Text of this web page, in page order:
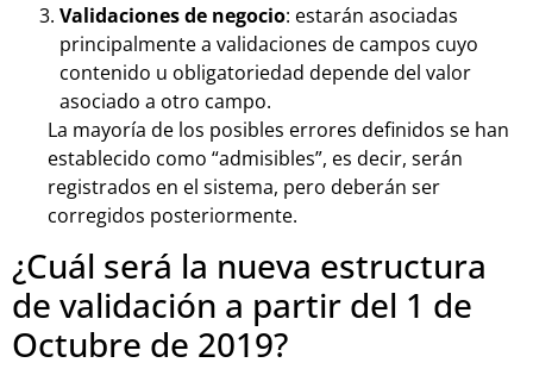
Validaciones de negocio: estarán asociadas
principalmente a validaciones de campos cuyo
contenido u obligatoriedad depende del valor
asociado a otro campo.
La mayoría de los posibles errores definidos se han
establecido como “admisibles”, es decir, serán
registrados en el sistema, pero deberán ser
corregidos posteriormente.
¿Cuál será la nueva estructura
de validación a partir del 1 de
Octubre de 2019?